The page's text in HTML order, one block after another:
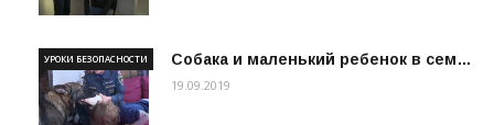
Собака и маленький ребенок в сем…
УРОКИ БЕЗОПАСНОСТИ
19.09.2019